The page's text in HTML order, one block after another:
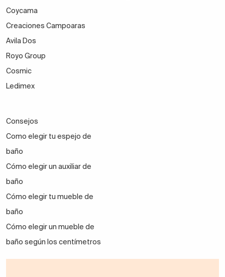
Coycama
Creaciones Campoaras
Avila Dos
Royo Group
Cosmic
Ledimex
Consejos
Como elegir tu espejo de
baño
Cómo elegir un auxiliar de
baño
Cómo elegir tu mueble de
baño
Cómo elegir un mueble de
baño según los centímetros